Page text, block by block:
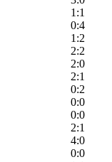
1:1
0:4
1:2
2:2
2:0
2:1
0:2
0:0
0:0
2:1
4:0
0:0